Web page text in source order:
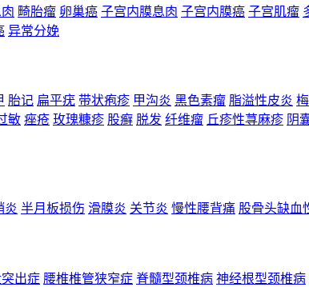
畸胎瘤 卵巢癌 子宫内膜息肉 子宫内膜癌 子宫肌瘤
异常分娩
胎记 扁平疣 带状疱疹 甲沟炎 黑色素瘤 脂溢性皮炎
敏 痤疮 玫瑰糠疹 股癣 脱发 纤维瘤 丘疹性荨麻疹 阴
炎 半月板损伤 滑膜炎 关节炎 慢性腰背痛 股骨头缺血
出症 腰椎椎管狭窄症 脊髓型颈椎病 神经根型颈椎病